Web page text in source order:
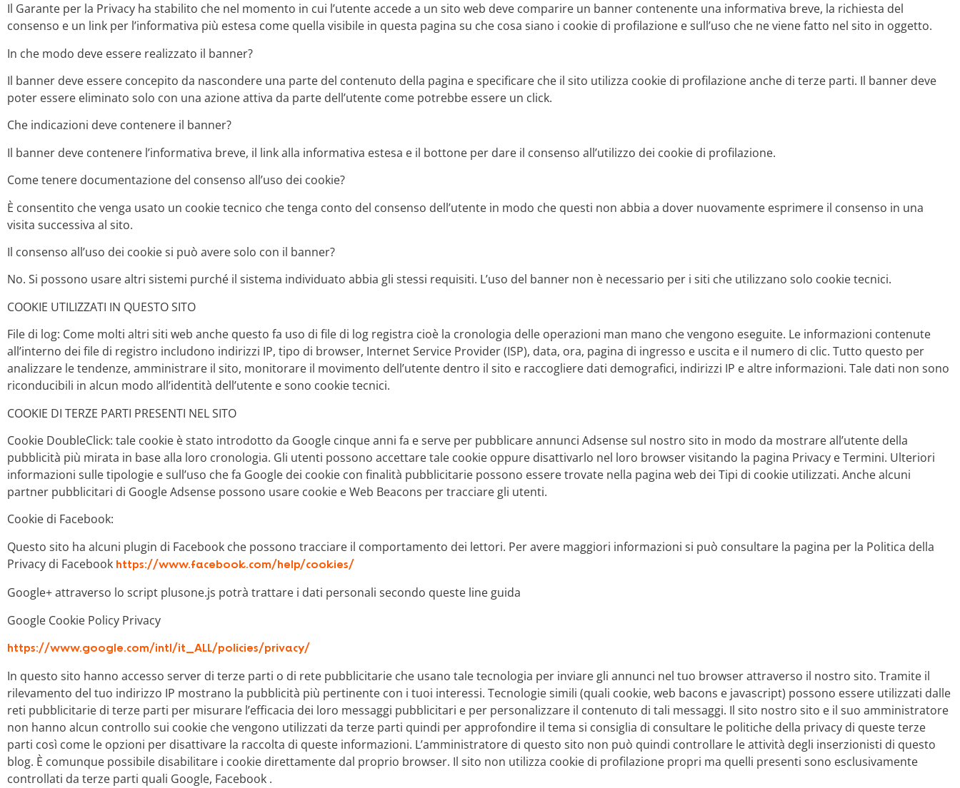
Il Garante per la Privacy ha stabilito che nel momento in cui l’utente accede a un sito web deve comparire un banner contenente una informativa breve, la richiesta del
consenso e un link per l’informativa più estesa come quella visibile in questa pagina su che cosa siano i cookie di profilazione e sull’uso che ne viene fatto nel sito in oggetto.
In che modo deve essere realizzato il banner?
Il banner deve essere concepito da nascondere una parte del contenuto della pagina e specificare che il sito utilizza cookie di profilazione anche di terze parti. Il banner deve
poter essere eliminato solo con una azione attiva da parte dell’utente come potrebbe essere un click.
Che indicazioni deve contenere il banner?
Il banner deve contenere l’informativa breve, il link alla informativa estesa e il bottone per dare il consenso all’utilizzo dei cookie di profilazione.
Come tenere documentazione del consenso all’uso dei cookie?
È consentito che venga usato un cookie tecnico che tenga conto del consenso dell’utente in modo che questi non abbia a dover nuovamente esprimere il consenso in una
visita successiva al sito.
Il consenso all’uso dei cookie si può avere solo con il banner?
No. Si possono usare altri sistemi purché il sistema individuato abbia gli stessi requisiti. L’uso del banner non è necessario per i siti che utilizzano solo cookie tecnici.
COOKIE UTILIZZATI IN QUESTO SITO
File di log: Come molti altri siti web anche questo fa uso di file di log registra cioè la cronologia delle operazioni man mano che vengono eseguite. Le informazioni contenute
all’interno dei file di registro includono indirizzi IP, tipo di browser, Internet Service Provider (ISP), data, ora, pagina di ingresso e uscita e il numero di clic. Tutto questo per
analizzare le tendenze, amministrare il sito, monitorare il movimento dell’utente dentro il sito e raccogliere dati demografici, indirizzi IP e altre informazioni. Tale dati non sono
riconducibili in alcun modo all’identità dell’utente e sono cookie tecnici.
COOKIE DI TERZE PARTI PRESENTI NEL SITO
Cookie DoubleClick: tale cookie è stato introdotto da Google cinque anni fa e serve per pubblicare annunci Adsense sul nostro sito in modo da mostrare all’utente della
pubblicità più mirata in base alla loro cronologia. Gli utenti possono accettare tale cookie oppure disattivarlo nel loro browser visitando la pagina Privacy e Termini. Ulteriori
informazioni sulle tipologie e sull’uso che fa Google dei cookie con finalità pubblicitarie possono essere trovate nella pagina web dei Tipi di cookie utilizzati. Anche alcuni
partner pubblicitari di Google Adsense possono usare cookie e Web Beacons per tracciare gli utenti.
Cookie di Facebook:
Questo sito ha alcuni plugin di Facebook che possono tracciare il comportamento dei lettori. Per avere maggiori informazioni si può consultare la pagina per la Politica della
Privacy di Facebook https://www.facebook.com/help/cookies/
Google+ attraverso lo script plusone.js potrà trattare i dati personali secondo queste line guida
Google Cookie Policy Privacy
https://www.google.com/intl/it_ALL/policies/privacy/
In questo sito hanno accesso server di terze parti o di rete pubblicitarie che usano tale tecnologia per inviare gli annunci nel tuo browser attraverso il nostro sito. Tramite il
rilevamento del tuo indirizzo IP mostrano la pubblicità più pertinente con i tuoi interessi. Tecnologie simili (quali cookie, web bacons e javascript) possono essere utilizzati dalle
reti pubblicitarie di terze parti per misurare l’efficacia dei loro messaggi pubblicitari e per personalizzare il contenuto di tali messaggi. Il sito nostro sito e il suo amministratore
non hanno alcun controllo sui cookie che vengono utilizzati da terze parti quindi per approfondire il tema si consiglia di consultare le politiche della privacy di queste terze
parti così come le opzioni per disattivare la raccolta di queste informazioni. L’amministratore di questo sito non può quindi controllare le attività degli inserzionisti di questo
blog. È comunque possibile disabilitare i cookie direttamente dal proprio browser. Il sito non utilizza cookie di profilazione propri ma quelli presenti sono esclusivamente
controllati da terze parti quali Google, Facebook .